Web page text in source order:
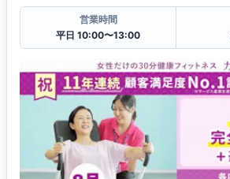
営業時間
平日 10:00〜13:00